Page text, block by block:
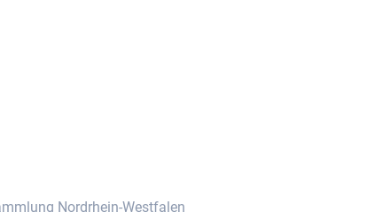
Nordrhein-Westfalen